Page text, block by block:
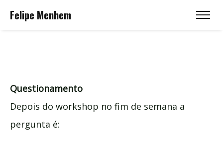
Felipe Menhem
Questionamento
Depois do workshop no fim de semana a
pergunta é: